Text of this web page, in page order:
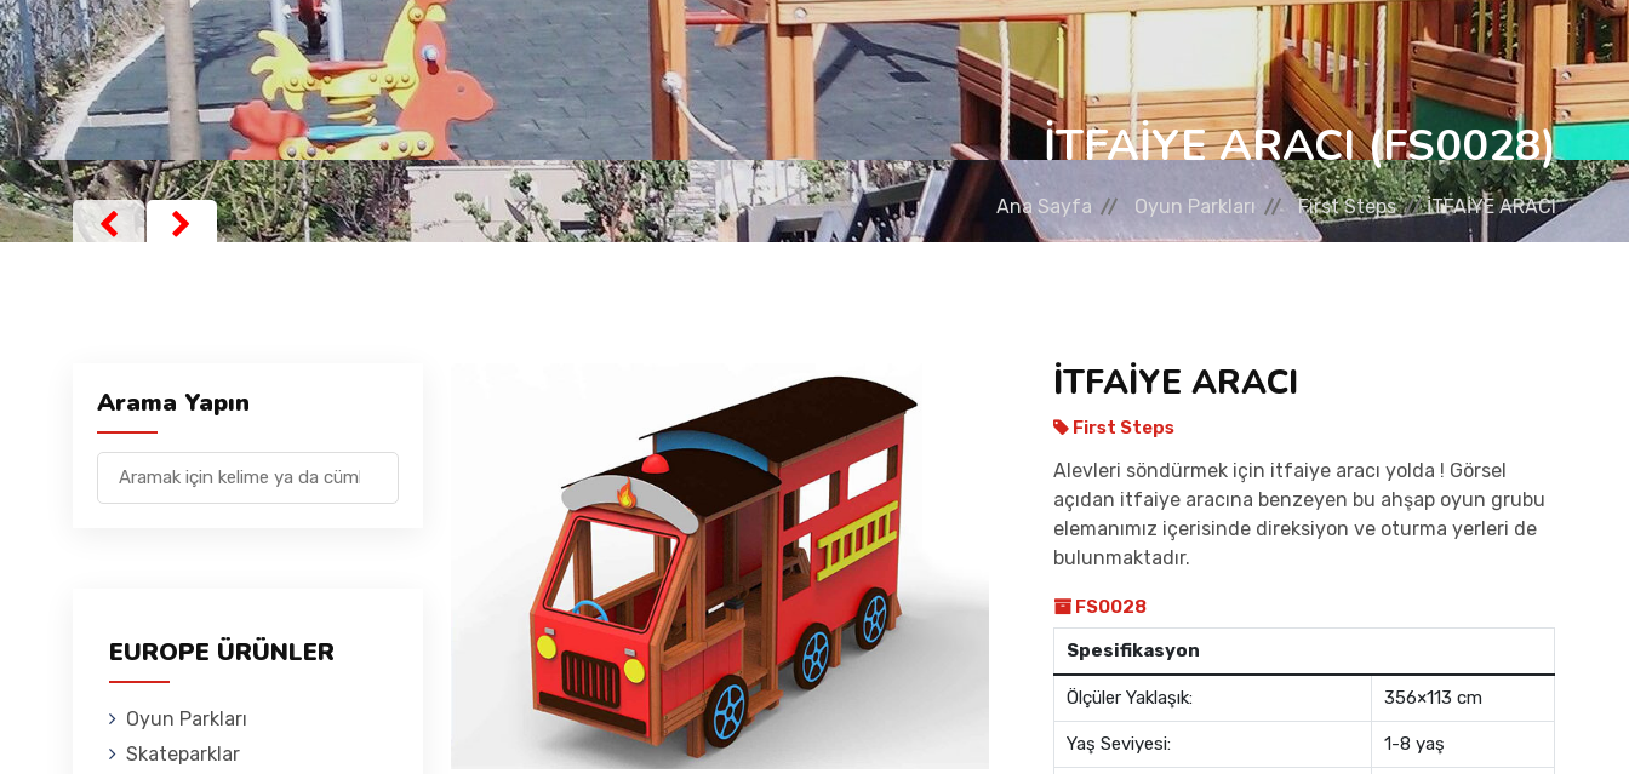
İTFAİYE ARACI (FS0028)
Ana Sayfa Oyun Parkları First Steps İTFAİYE ARACI
Arama Yapın
EUROPE ÜRÜNLER
Oyun Parkları
Skateparklar
İTFAİYE ARACI
First Steps
Alevleri söndürmek için itfaiye aracı yolda ! Görsel
açıdan itfaiye aracına benzeyen bu ahşap oyun grubu
elemanımız içerisinde direksiyon ve oturma yerleri de
bulunmaktadır.
FS0028
Spesifikasyon
Ölçüler Yaklaşık: 356×113 cm
Yaş Seviyesi: 1-8 yaş